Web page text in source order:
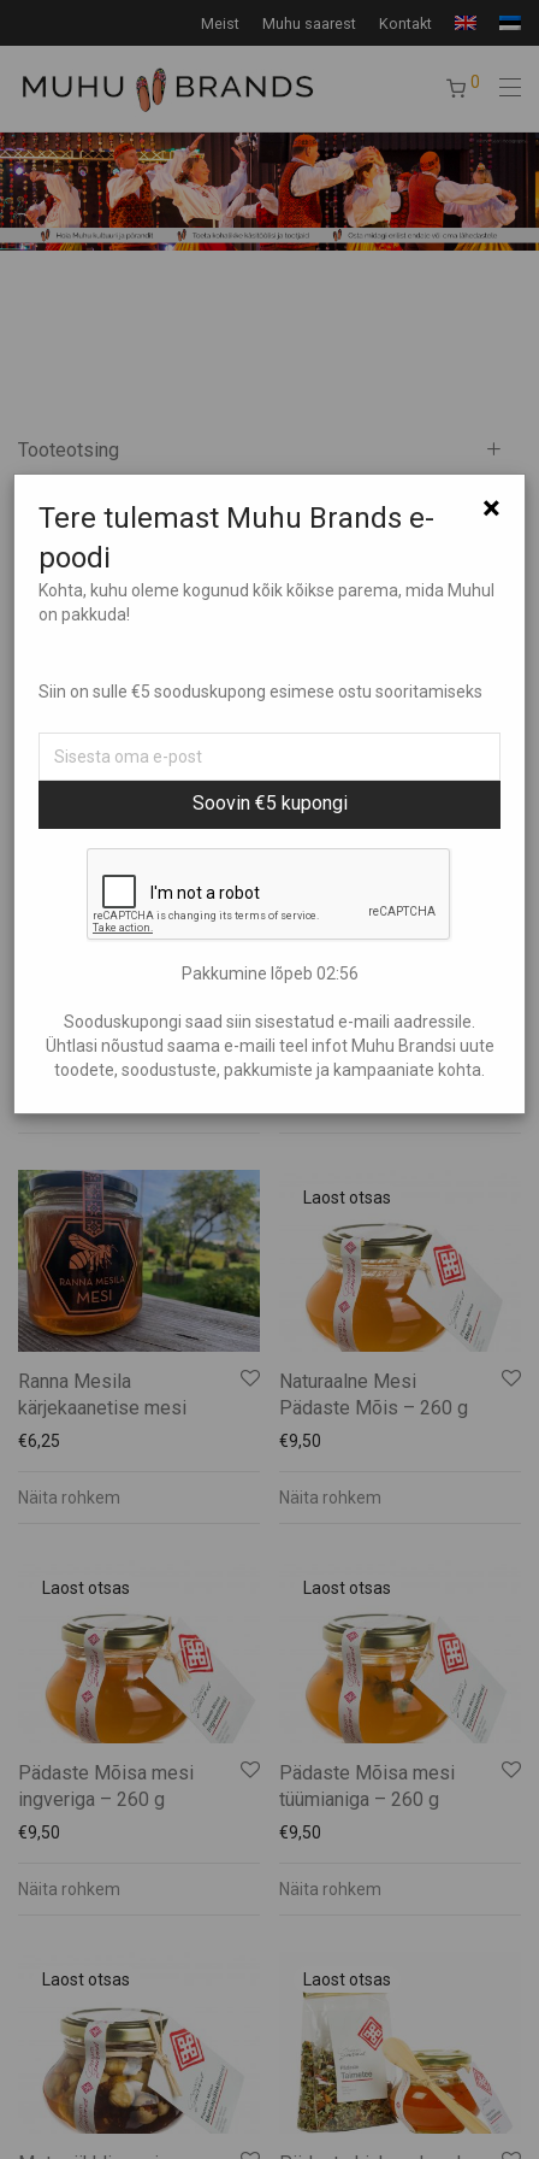
Meist Muhu saarest Kontakt
0
Tooteotsing
Tootekategooriad
Kõik
Aed ja Kümblus
Ehted
Heategevus
Kinkekaardid
Puidust tooted
Raamatud ja Muusika
Suveniirid
Toit ja Joogid
Käsitöö õlu
Kastmed
Lihatooted
Mesi
Suupisted ja hõrgutised
Tee
Veinid
Sorteeri
Hind: kõrgemast madalamaks
Filtreeri hinna järgi
—€70
Muhu saare mesilastelt
4,00–€10,00
klassikaline õiemesi
€6,25
Ranna Mesila
kärjekaanetise mesi
€6,25
Näita rohkem
Naturaalne Mesi
Pädaste Mõis – 260 g
€9,50
Näita rohkem
Pädaste Mõisa mesi
ingveriga – 260 g
€9,50
Näita rohkem
Pädaste Mõisa mesi
tüümianiga – 260 g
€9,50
Näita rohkem
×
Tere tulemast Muhu Brands e-
poodi
Kohta, kuhu oleme kogunud kõik kõikse parema, mida Muhul
on pakkuda!
Siin on sulle €5 sooduskupong esimese ostu sooritamiseks
Soovin €5 kupongi
Pakkumine lõpeb 02:55
Sooduskupongi saad siin sisestatud e-maili aadressile.
Ühtlasi nõustud saama e-maili teel infot Muhu Brandsi uute
toodete, soodustuste, pakkumiste ja kampaaniate kohta.